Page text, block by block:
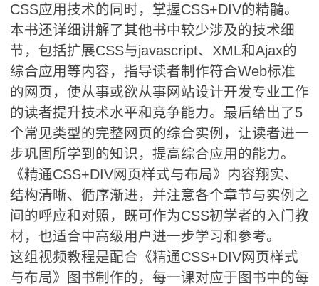
CSS应用技术的同时，掌握CSS+DIV的精髓。
本书还详细讲解了其他书中较少涉及的技术细
节，包括扩展CSS与javascript、XML和Ajax的
综合应用等内容，指导读者制作符合Web标准
的网页，使从事或欲从事网站设计开发专业工作
的读者提升技术水平和竞争能力。最后给出了5
个常见类型的完整网页的综合实例，让读者进一
步巩固所学到的知识，提高综合应用的能力。
《精通CSS+DIV网页样式与布局》内容翔实、
结构清晰、循序渐进，并注意各个章节与实例之
间的呼应和对照，既可作为CSS初学者的入门教
材，也适合中高级用户进一步学习和参考。
这组视频教程是配合《精通CSS+DIV网页样式
与布局》图书制作的，每一课对应于图书中的每